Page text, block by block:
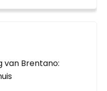
van Brentano: